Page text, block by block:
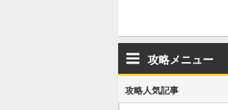
攻略メニュー
攻略人気記事